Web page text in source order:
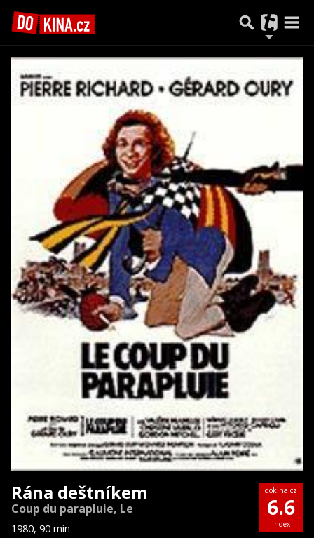
Rána deštníkem
Coup du parapluie, Le
1980, 90 min
dokina.cz
6.6
index